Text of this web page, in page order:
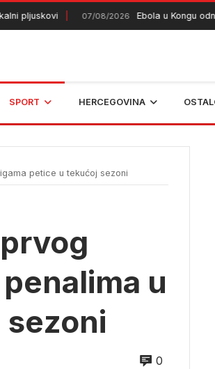
07/08/2026 Ebola u Kongu
SPORT HERCEGOVINA
petice u tekućoj sezoni
u
0